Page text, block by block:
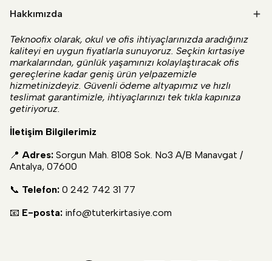
Hakkımızda
Teknoofix olarak, okul ve ofis ihtiyaçlarınızda aradığınız
kaliteyi en uygun fiyatlarla sunuyoruz. Seçkin kırtasiye
markalarından, günlük yaşamınızı kolaylaştıracak ofis
gereçlerine kadar geniş ürün yelpazemizle
hizmetinizdeyiz. Güvenli ödeme altyapımız ve hızlı
teslimat garantimizle, ihtiyaçlarınızı tek tıkla kapınıza
getiriyoruz.
İletişim Bilgilerimiz
📍 Adres: Sorgun Mah. 8108 Sok. No3 A/B Manavgat /
Antalya, 07600
📞 Telefon: 0 242 742 31 77
📧 E-posta: info@tuterkirtasiye.com